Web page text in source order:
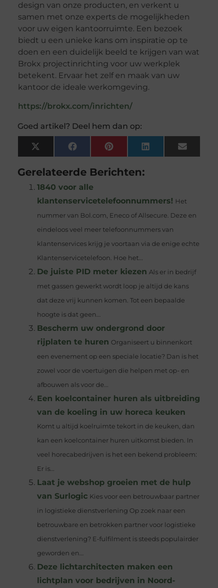
design van onze producten, en verkent u
samen met onze experts de mogelijkheden
voor uw eigen kantoorruimte. Een bezoek
biedt u een unieke kans om inspiratie op te
doen en een duidelijk beeld te krijgen van wat
Brokx projectinrichting voor uw werkplek
betekent. Ervaar het zelf en maak van uw
kantoor de ideale werkomgeving.
https://brokx.com/inrichten/
Goed artikel? Deel hem dan op:
X
(Twitter)
FacebookPinterestLinkedInEmail
Gerelateerde Berichten:
1840 voor alle
klantenservicetelefoonnummers! Het
nummer van Bol.com, Eneco of Allsecure. Deze en
eindeloos veel meer telefoonnummers van
klantenservices krijg je voortaan via de enige echte
Klantenservicetelefoon. Hoe het...
De juiste PID meter kiezen Als er in bedrijf
met gassen gewerkt wordt loop je altijd de kans
dat deze vrij kunnen komen. Tot een bepaalde
hoogte is dat geen...
Bescherm uw ondergrond door
rijplaten te huren Organiseert u binnenkort
een evenement op een speciale locatie? Dan is het
zowel voor de voertuigen die helpen met op- en
afbouwen als voor de...
Een koelcontainer huren als uitbreiding
van de koeling in uw horeca keuken
Komt u altijd koelruimte tekort in de keuken, dan
kan een koelcontainer huren uitkomst bieden. In
veel horecabedrijven is het een bekend probleem:
Er is...
Laat je webshop groeien met de hulp
van Surlogic Kies voor een betrouwbaar partner
in logistieke dienstverlening Op zoek naar een
betrouwbare en betrokken partner voor logistieke
dienstverlening? E-fulfilment is steeds populairder
geworden en...
Deze lichtarchitecten maken een
lichtplan voor bedrijven in Noord-